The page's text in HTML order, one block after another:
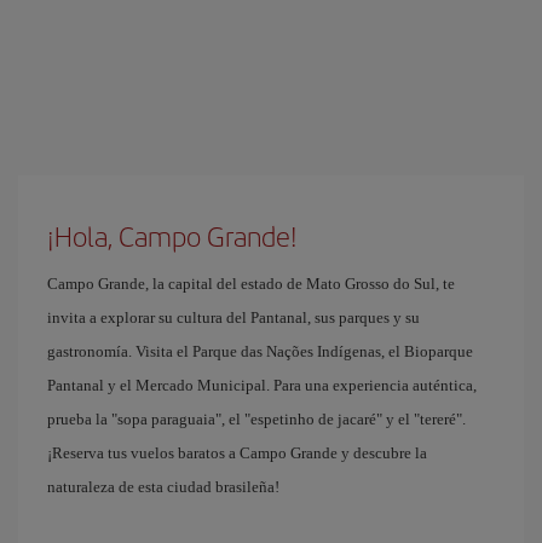
¡Hola, Campo Grande!
Campo Grande, la capital del estado de Mato Grosso do Sul, te
invita a explorar su cultura del Pantanal, sus parques y su
gastronomía. Visita el Parque das Nações Indígenas, el Bioparque
Pantanal y el Mercado Municipal. Para una experiencia auténtica,
prueba la "sopa paraguaia", el "espetinho de jacaré" y el "tereré".
¡Reserva tus vuelos baratos a Campo Grande y descubre la
naturaleza de esta ciudad brasileña!